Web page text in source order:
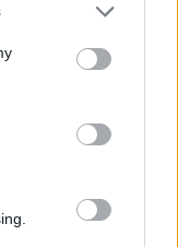
reducción del